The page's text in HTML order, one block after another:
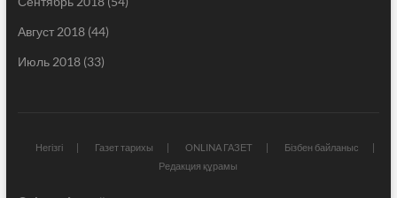
Август 2018(44)
Июль 2018(33)
Негізгі Газет тарихы ONLINA ГАЗЕТ
Бізбен байланыс
Редакция құрамы